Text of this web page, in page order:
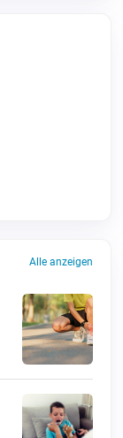
Alle anzeigen